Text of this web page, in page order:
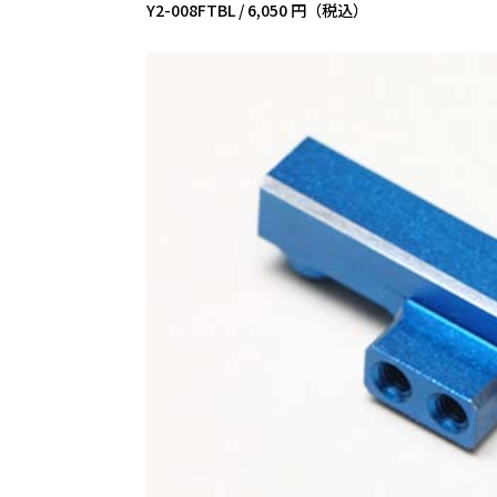
Y2-008FTBL / 6,050 円（税込）